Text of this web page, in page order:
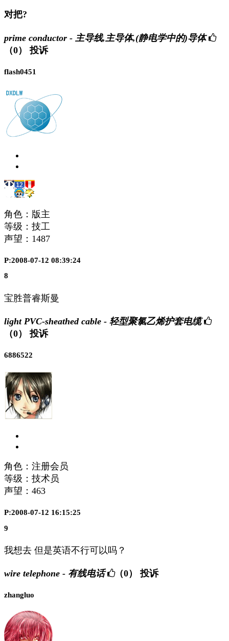
对把?
prime conductor - 主导线,主导体,(静电学中的)导体
（0）
投诉
flash0451
角色：版主
等级：技工
声望： 1487
P:2008-07-12 08:39:24
8
宝胜普睿斯曼
light PVC-sheathed cable - 轻型聚氯乙烯护套电缆
（0）
投诉
6886522
角色：注册会员
等级：技术员
声望： 463
P:2008-07-12 16:15:25
9
我想去 但是英语不行可以吗？
wire telephone - 有线电话 （0） 投诉
zhangluo